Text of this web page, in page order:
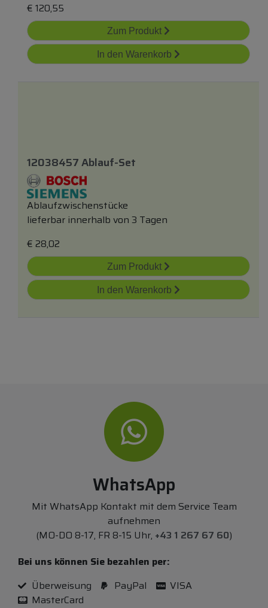
€ 120,55
Zum Produkt
In den Warenkorb
12038457 Ablauf-Set
Ablaufzwischenstücke
lieferbar innerhalb von 3 Tagen
€ 28,02
Zum Produkt
In den Warenkorb
WhatsApp
Mit WhatsApp Kontakt mit dem Service Team
aufnehmen
(MO-DO 8-17, FR 8-15 Uhr, +43 1 267 67 60)
Bei uns können Sie bezahlen per:
Überweisung
PayPal
VISA
MasterCard